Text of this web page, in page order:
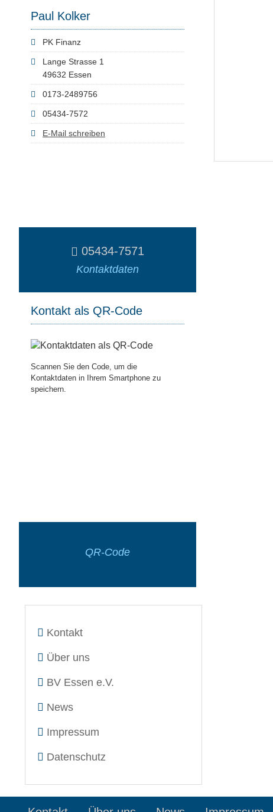
Paul Kolker
PK Finanz
Lange Strasse 1
49632 Essen
0173-2489756
05434-7572
E-Mail schreiben
05434-7571
Kontaktdaten
Kontakt als QR-Code
Scannen Sie den Code, um die
Kontaktdaten in Ihrem Smartphone zu
speichern.
QR-Code
Kontakt
Über uns
BV Essen e.V.
News
Impressum
Datenschutz